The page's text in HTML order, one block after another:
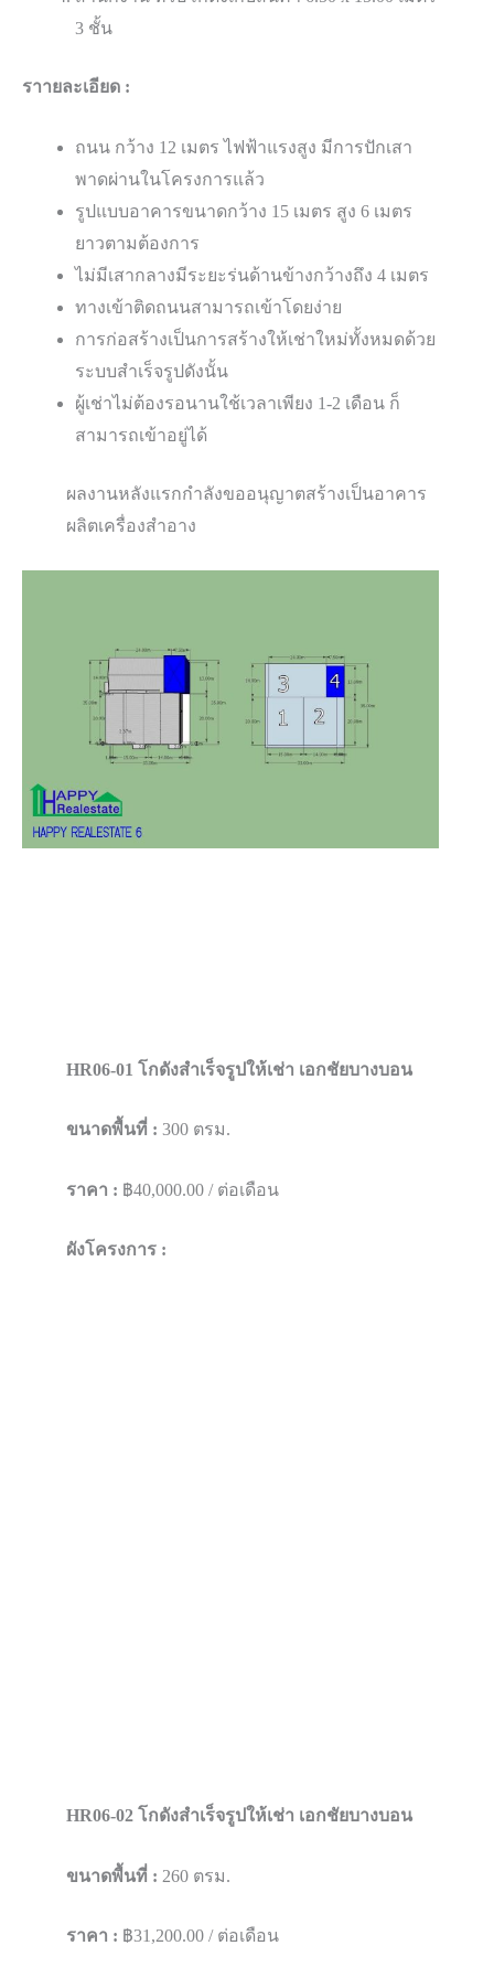
3 ชั้น
ราายละเอียด :
ถนน กว้าง 12 เมตร ไฟฟ้าแรงสูง มีการปักเสา
พาดผ่านในโครงการแล้ว
รูปแบบอาคารขนาดกว้าง 15 เมตร สูง 6 เมตร
ยาวตามต้องการ
ไม่มีเสากลางมีระยะร่นด้านข้างกว้างถึง 4 เมตร
ทางเข้าติดถนนสามารถเข้าโดยง่าย
การก่อสร้างเป็นการสร้างให้เช่าใหม่ทั้งหมดด้วย
ระบบสำเร็จรูปดังนั้น
ผู้เช่าไม่ต้องรอนานใช้เวลาเพียง 1-2 เดือน ก็
สามารถเข้าอยู่ได้
ผลงานหลังแรกกำลังขออนุญาตสร้างเป็นอาคาร
ผลิตเครื่องสำอาง
HR06-01 โกดังสำเร็จรูปให้เช่า เอกชัยบางบอน
ขนาดพื้นที่ : 300 ตรม.
ราคา : ฿40,000.00 / ต่อเดือน
ผังโครงการ :
HR06-02 โกดังสำเร็จรูปให้เช่า เอกชัยบางบอน
ขนาดพื้นที่ : 260 ตรม.
ราคา : ฿31,200.00 / ต่อเดือน